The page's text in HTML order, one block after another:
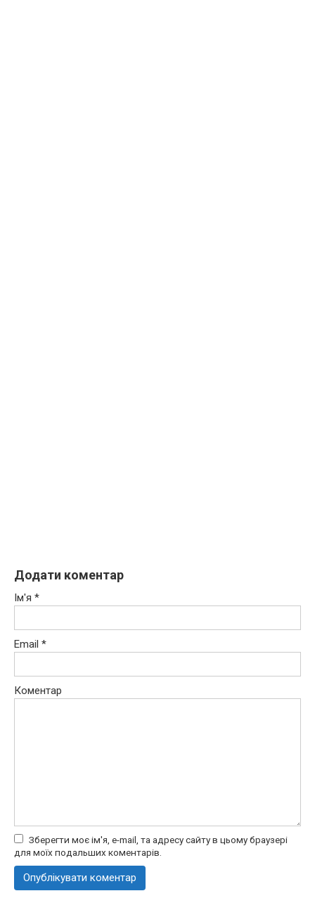
Додати коментар
Ім'я *
Email *
Коментар
Зберегти моє ім'я, e-mail, та адресу сайту в цьому браузері
для моїх подальших коментарів.